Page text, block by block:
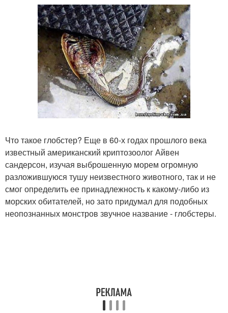
Что такое глобстер? Еще в 60-х годах прошлого века
известный американский криптозоолог Айвен
сандерсон, изучая выброшенную морем огромную
разложившуюся тушу неизвестного животного, так и не
смог определить ее принадлежность к какому-либо из
морских обитателей, но зато придумал для подобных
неопознанных монстров звучное название - глобстеры.